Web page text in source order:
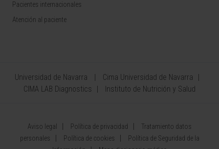
Pacientes internacionales
Atención al paciente
Universidad de Navarra
Cima Universidad de Navarra
CIMA LAB Diagnostics
Instituto de Nutrición y Salud
Aviso legal Política de privacidad
Tratamiento datos
personales
Política de cookies
Política de Seguridad de la